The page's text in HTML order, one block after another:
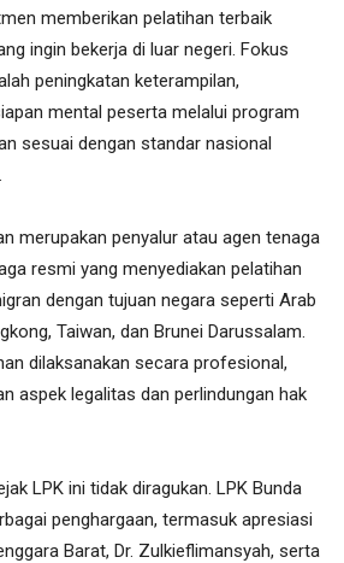
memberikan pelatihan terbaik
ingin bekerja di luar negeri. Fokus
peningkatan keterampilan,
mental peserta melalui program
sesuai dengan standar nasional
merupakan penyalur atau agen tenaga
resmi yang menyediakan pelatihan
dengan tujuan negara seperti Arab
Taiwan, dan Brunei Darussalam.
dilaksanakan secara profesional,
aspek legalitas dan perlindungan hak
LPK ini tidak diragukan. LPK Bunda
penghargaan, termasuk apresiasi
Barat, Dr. Zulkieflimansyah, serta